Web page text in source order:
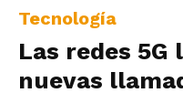
Tecnología
Las redes 5G
nuevas